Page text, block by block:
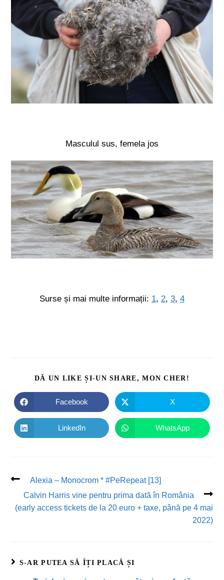
Masculul sus, femela jos
Surse și mai multe informații: 1, 2, 3, 4
DĂ UN LIKE ȘI-UN SHARE, MON CHER!
Facebook X
LinkedIn WhatsApp
Alexia – Monocrom * #PeRepeat [13]
Calvin Harris vine pentru prima dată în România
(early access tickets de la 20 euro + taxe, până pe 4 mai
2022)
S-AR PUTEA SĂ ÎȚI PLACĂ ȘI